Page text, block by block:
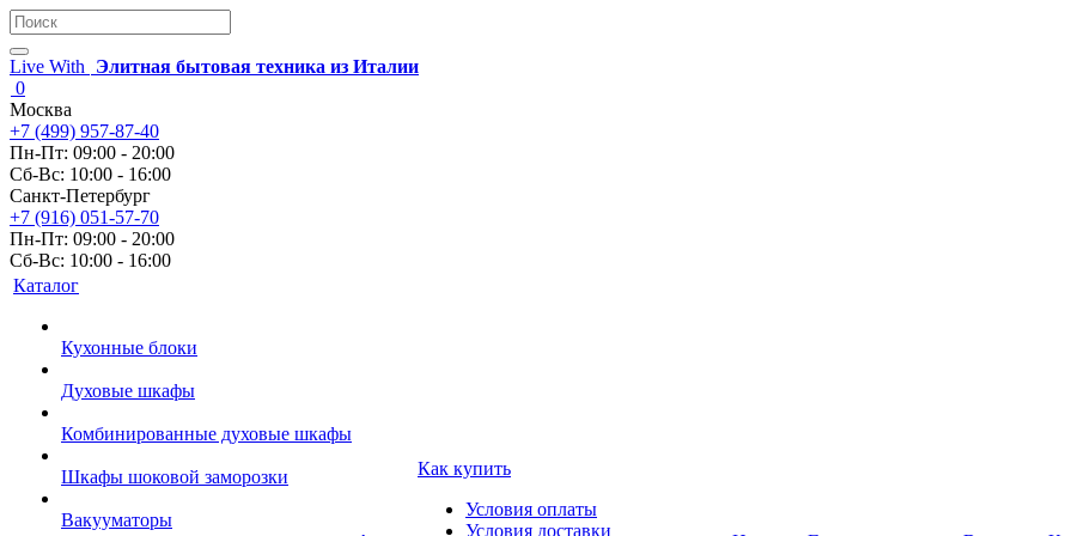
Live With
Элитная бытовая техника из Италии
0
Москва
+7 (499) 957-87-40
Пн-Пт: 09:00 - 20:00
Сб-Вс: 10:00 - 16:00
Санкт-Петербург
+7 (916) 051-57-70
Пн-Пт: 09:00 - 20:00
Сб-Вс: 10:00 - 16:00
Каталог
Кухонные блоки
Духовые шкафы
Комбинированные духовые шкафы
Шкафы шоковой заморозки
Вакууматоры
Как купить
Условия оплаты
Условия доставки